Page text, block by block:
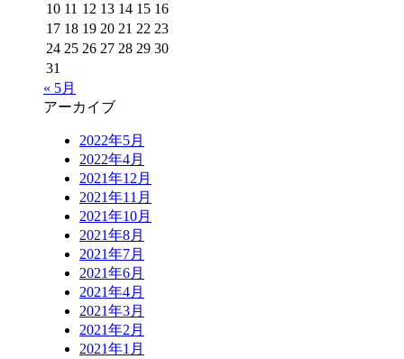
10 11 12 13 14 15 16
17 18 19 20 21 22 23
24 25 26 27 28 29 30
31
« 5月
アーカイブ
2022年5月
2022年4月
2021年12月
2021年11月
2021年10月
2021年8月
2021年7月
2021年6月
2021年4月
2021年3月
2021年2月
2021年1月